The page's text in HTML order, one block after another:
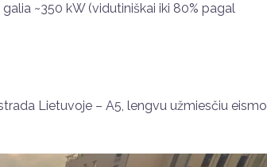
~350 kW (vidutiniškai iki 80% pagal
Lietuvoje – A5, lengvu užmiesčiu eismo